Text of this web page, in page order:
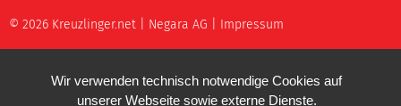
© 2026 Kreuzlinger.net | Negara AG Impressum
Wir verwenden technisch notwendige Cookies auf
unserer Webseite sowie externe Dienste.